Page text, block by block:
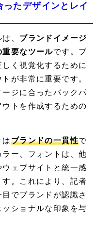
たデザインとレイ
、 ブランドイメージ
重要なツールです。ブ
く視覚化するために
が非常に重要です。
ジに合ったバックパ
トを作成するための
はブランドの一貫性で
ー、フォントは、他
ェブサイトと統一感
。これにより、記者
でブランドが認識さ
ショナルな印象を与